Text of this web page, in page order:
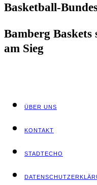
Bas­ket­ball-
Bam­berg
am Sieg
ÜBER UNS
KON­TAKT
STADT­ECHO